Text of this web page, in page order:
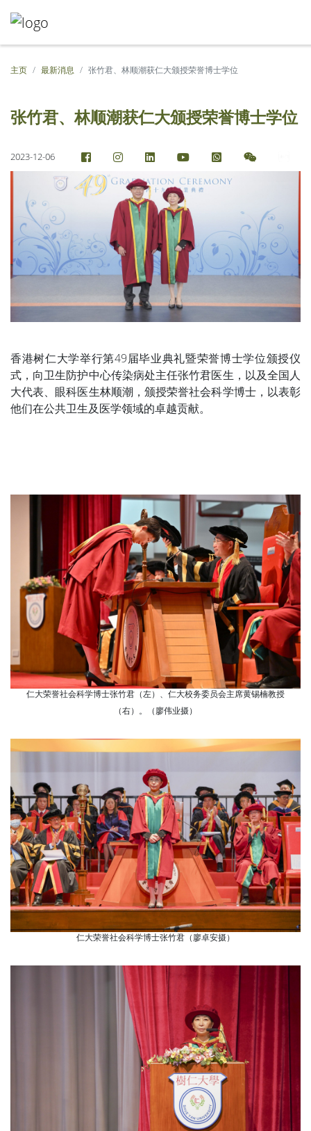
主页 最新消息 张竹君、林顺潮获仁大颁授荣誉博士学位
张竹君、林顺潮获仁大颁授荣誉博士学位
2023-12-06
香港树仁大学举行第49届毕业典礼暨荣誉博士学位颁授仪
式，向卫生防护中心传染病处主任张竹君医生，以及全国人
大代表、眼科医生林顺潮，颁授荣誉社会科学博士，以表彰
他们在公共卫生及医学领域的卓越贡献。
仁大荣誉社会科学博士张竹君（左）、仁大校务委员会主席黄锡楠教授
（右）。（廖伟业摄）
仁大荣誉社会科学博士张竹君（廖卓安摄）